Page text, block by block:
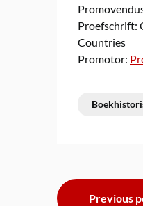
Proefschrift:
Countries
Promotor:
Bericht
Previous